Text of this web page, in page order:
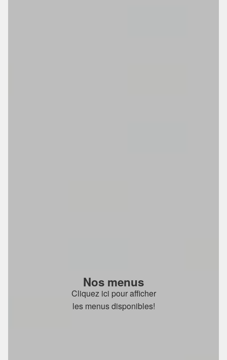
Nos menus
Cliquez ici pour afficher
les menus disponibles!